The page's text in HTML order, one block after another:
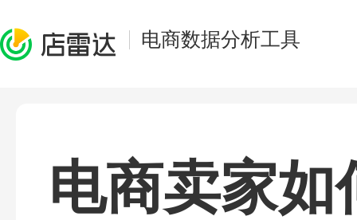
电商数据分析工具
电商卖家